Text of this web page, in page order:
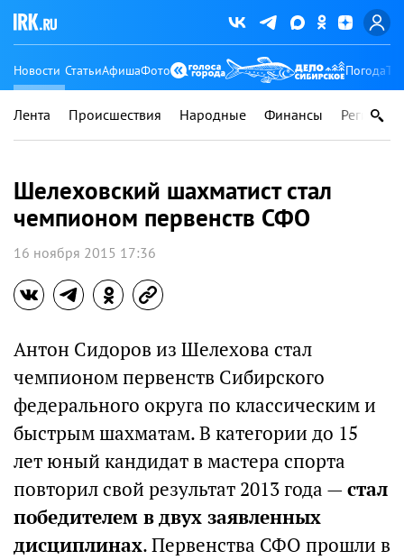
Новости СтатьиАфишаФото Погода
Лента Происшествия Народные Финансы Регионы
Шелеховский шахматист стал
чемпионом первенств СФО
16 ноября 2015 17:36
Антон Сидоров из Шелехова стал
чемпионом первенств Сибирского
федерального округа по классическим и
быстрым шахматам. В категории до 15
лет юный кандидат в мастера спорта
повторил свой результат 2013 года —стал
победителем в двух заявленных
дисциплинах. Первенства СФО прошли в